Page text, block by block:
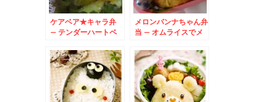
ケアベア★キャラ弁
– テンダーハートベ
決め手★
メロンパンナちゃん弁
当 – オムライスでメ